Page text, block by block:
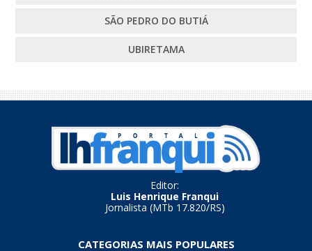
SÃO PEDRO DO BUTIÁ
UBIRETAMA
Editor:
Luis Henrique Franqui
Jornalista (MTb 17.820/RS)
CATEGORIAS MAIS POPULARES